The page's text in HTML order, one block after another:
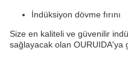
İndüksiyon dövme fırını
Size en kaliteli ve güvenilir
sağlayacak olan OURUIDA'ya